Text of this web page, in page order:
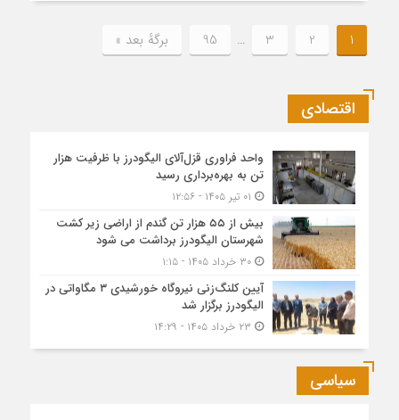
1
2
3
…
95 برگهٔ بعد »
اقتصادی
واحد فراوری قزل‌آلای الیگودرز با ظرفیت هزار
تن به بهره‌برداری رسید
بیش از ۵۵ هزار تن گندم از اراضی زیر کشت
شهرستان الیگودرز برداشت می شود
۳۰ خرداد ۱۴۰۵ - ۱:۱۵
آیین کلنگ‌زنی نیروگاه خورشیدی ۳ مگاواتی در
الیگودرز برگزار شد
سیاسی